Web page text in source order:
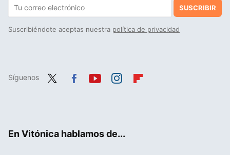
SUSCRIBIR
Suscribiéndote aceptas nuestra política de privacidad
Síguenos
En Vitónica hablamos de...